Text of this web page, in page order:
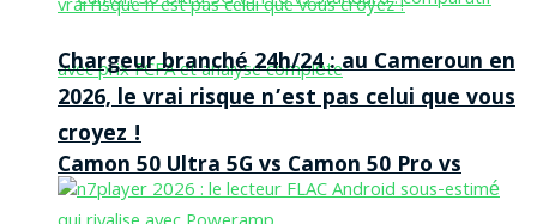
Camon 50 Ultra 5G vs Camon 50 Pro vs
Chargeur branché 24h/24 : au Cameroun en
2026, le vrai risque n’est pas celui que vous
croyez !